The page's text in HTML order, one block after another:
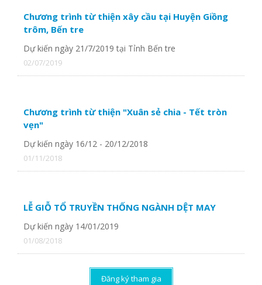
Chương trình từ thiện xây cầu tại Huyện Giồng
trôm, Bến tre
Dự kiến ngày 21/7/2019 tại Tỉnh Bến tre
02/07/2019
Chương trình từ thiện "Xuân sẻ chia - Tết tròn
vẹn"
Dự kiến ngày 16/12 - 20/12/2018
01/11/2018
LỄ GIỖ TỔ TRUYỀN THỐNG NGÀNH DỆT MAY
Dự kiến ngày 14/01/2019
01/08/2018
Đăng ký tham gia